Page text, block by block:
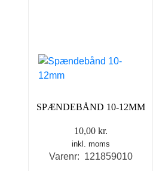
SPÆNDEBÅND 10-12MM
10,00 kr.
inkl. moms
Varenr: 121859010